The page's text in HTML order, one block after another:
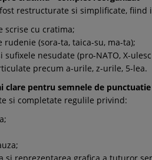
restructurate si simplificate,
scrise cu cratima;
rudenie (sora-ta, taica-su, ma-ta);
sufixele nesudate (pro-NATO, X-
precum a-urile, z-urile, 5-lea.
clare pentru semnele de punctuatie
si completate regulile privind: